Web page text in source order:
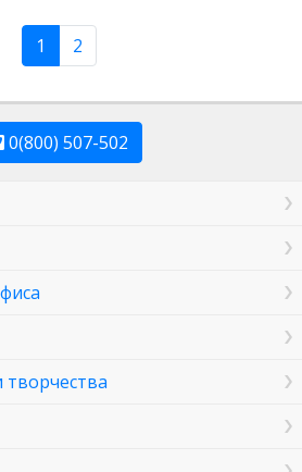
1 2
0(800) 507-502